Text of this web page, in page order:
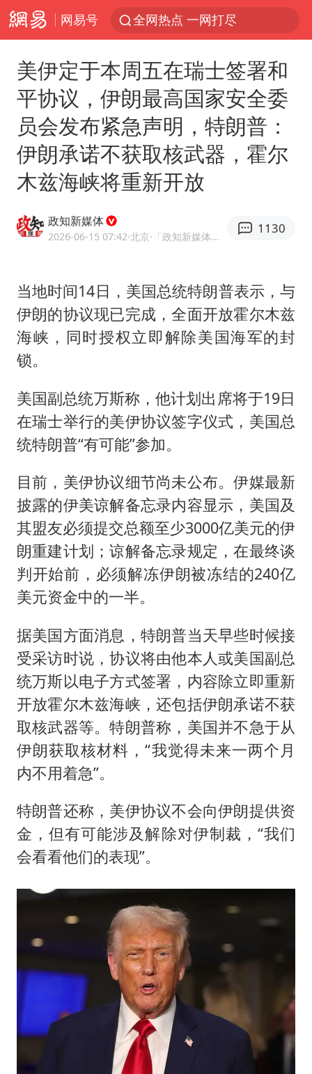
网易号 全网热点 一网打尽
美伊定于本周五在瑞士签署和
平协议，伊朗最高国家安全委
员会发布紧急声明，特朗普：
伊朗承诺不获取核武器，霍尔
木兹海峡将重新开放
政知新媒体
2026-06-15 07:42·北京 ·「政知新媒体」官方账号
1130
当地时间14日，美国总统特朗普表示，与
伊朗的协议现已完成，全面开放霍尔木兹
海峡，同时授权立即解除美国海军的封
锁。
美国副总统万斯称，他计划出席将于19日
在瑞士举行的美伊协议签字仪式，美国总
统特朗普“有可能”参加。
目前，美伊协议细节尚未公布。伊媒最新
披露的伊美谅解备忘录内容显示，美国及
其盟友必须提交总额至少3000亿美元的伊
朗重建计划；谅解备忘录规定，在最终谈
判开始前，必须解冻伊朗被冻结的240亿
美元资金中的一半。
据美国方面消息，特朗普当天早些时候接
受采访时说，协议将由他本人或美国副总
统万斯以电子方式签署，内容除立即重新
开放霍尔木兹海峡，还包括伊朗承诺不获
取核武器等。特朗普称，美国并不急于从
伊朗获取核材料，“我觉得未来一两个月
内不用着急”。
特朗普还称，美伊协议不会向伊朗提供资
金，但有可能涉及解除对伊制裁，“我们
会看看他们的表现”。